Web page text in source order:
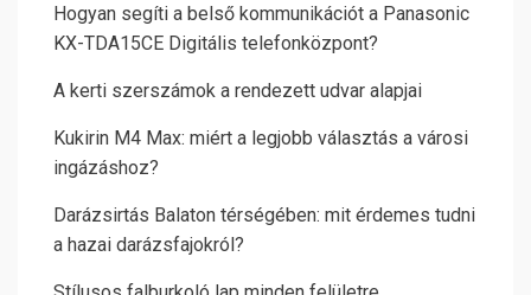
Hogyan segíti a belső kommunikációt a Panasonic
KX-TDA15CE Digitális telefonközpont?
A kerti szerszámok a rendezett udvar alapjai
Kukirin M4 Max: miért a legjobb választás a városi
ingázáshoz?
Darázsirtás Balaton térségében: mit érdemes tudni
a hazai darázsfajokról?